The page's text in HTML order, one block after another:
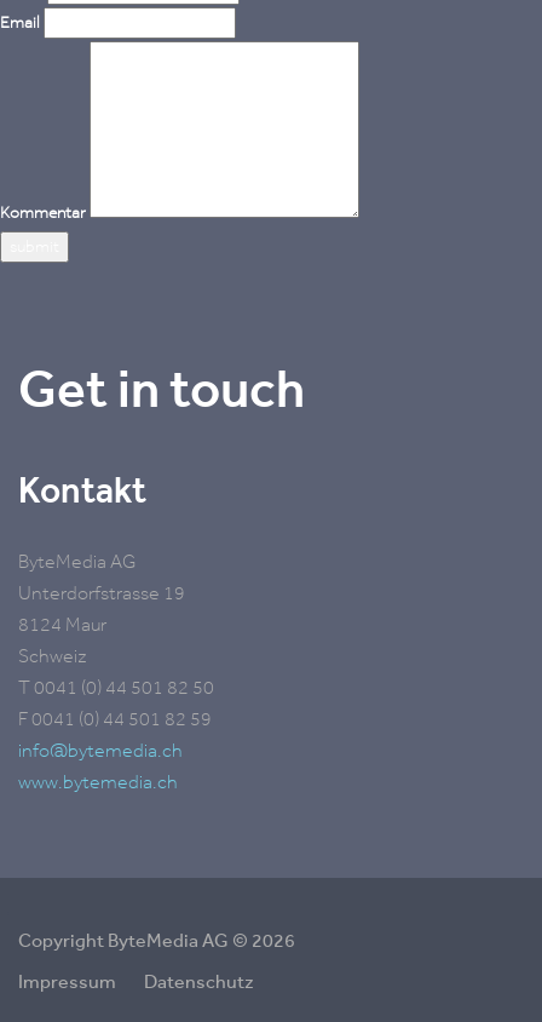
Email
Kommentar
Get in touch
Kontakt
ByteMedia AG
Unterdorfstrasse 19
8124 Maur
Schweiz
T 0041 (0) 44 501 82 50
F 0041 (0) 44 501 82 59
info@bytemedia.ch
www.bytemedia.ch
Copyright ByteMedia AG © 2026
Impressum
Datenschutz